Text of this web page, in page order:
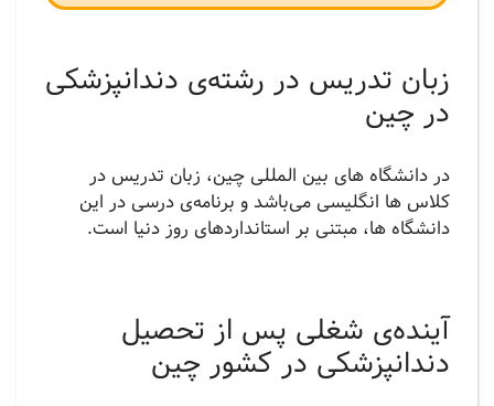
زبان تدریس در رشته‌ی دندانپزشکی
در چین
در دانشگاه های بین المللی چین، زبان تدریس در
کلاس ها انگلیسی می‌باشد و برنامه‌ی درسی در این
دانشگاه ها، مبتنی بر استانداردهای روز دنیا است.
آینده‌ی شغلی پس از تحصیل
دندانپزشکی در کشور چین